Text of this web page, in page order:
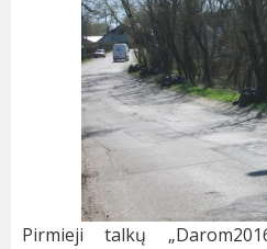
Pirmieji talkų